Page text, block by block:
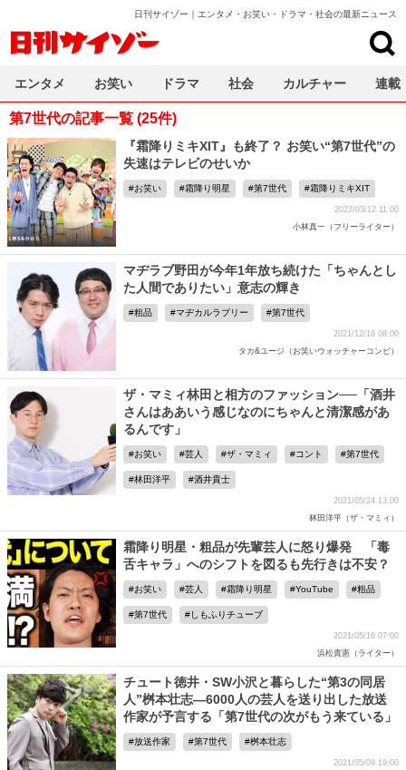
日刊サイゾー｜エンタメ・お笑い・ドラマ・社会の最新ニュース
第7世代の記事一覧 (25件)
『霜降りミキXIT』も終了？ お笑い“第7世代”の
失速はテレビのせいか
お笑い 霜降り明星 第7世代 霜降りミキXIT
2022/03/12 11:00
小林真一（フリーライター）
マヂラブ野田が今年1年放ち続けた「ちゃんとし
た人間でありたい」意志の輝き
粗品 マヂカルラブリー 第7世代
2021/12/18 08:00
タカ&ユージ（お笑いウォッチャーコンビ）
ザ・マミィ林田と相方のファッション──「酒井
さんはああいう感じなのにちゃんと清潔感があ
るんです」
お笑い 芸人 ザ・マミィ コント 第7世代
林田洋平 酒井貴士
2021/05/24 13:00
林田洋平（ザ・マミィ）
霜降り明星・粗品が先輩芸人に怒り爆発 「毒
舌キャラ」へのシフトを図るも先行きは不安？
お笑い 芸人 霜降り明星 YouTube 粗品
第7世代 しもふりチューブ
2021/05/16 07:00
浜松貴憲（ライター）
チュート徳井・SW小沢と暮らした“第3の同居
人”桝本壮志―6000人の芸人を送り出した放送
作家が予言する「第7世代の次がもう来ている」
放送作家 第7世代 桝本壮志
2021/05/09 19:00
エンタメ お笑い ドラマ 社会 カルチャー 連載